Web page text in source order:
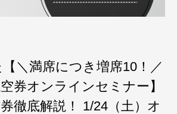
＼満席につき増席10！／
券オンラインセミナー】
徹底解説！ 1/24（土）オ